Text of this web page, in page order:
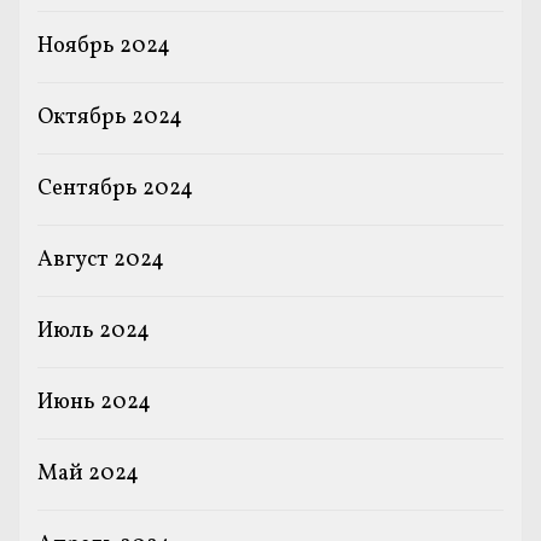
Ноябрь 2024
Октябрь 2024
Сентябрь 2024
Август 2024
Июль 2024
Июнь 2024
Май 2024